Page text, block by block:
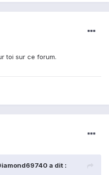
toi sur ce forum.
a dit :